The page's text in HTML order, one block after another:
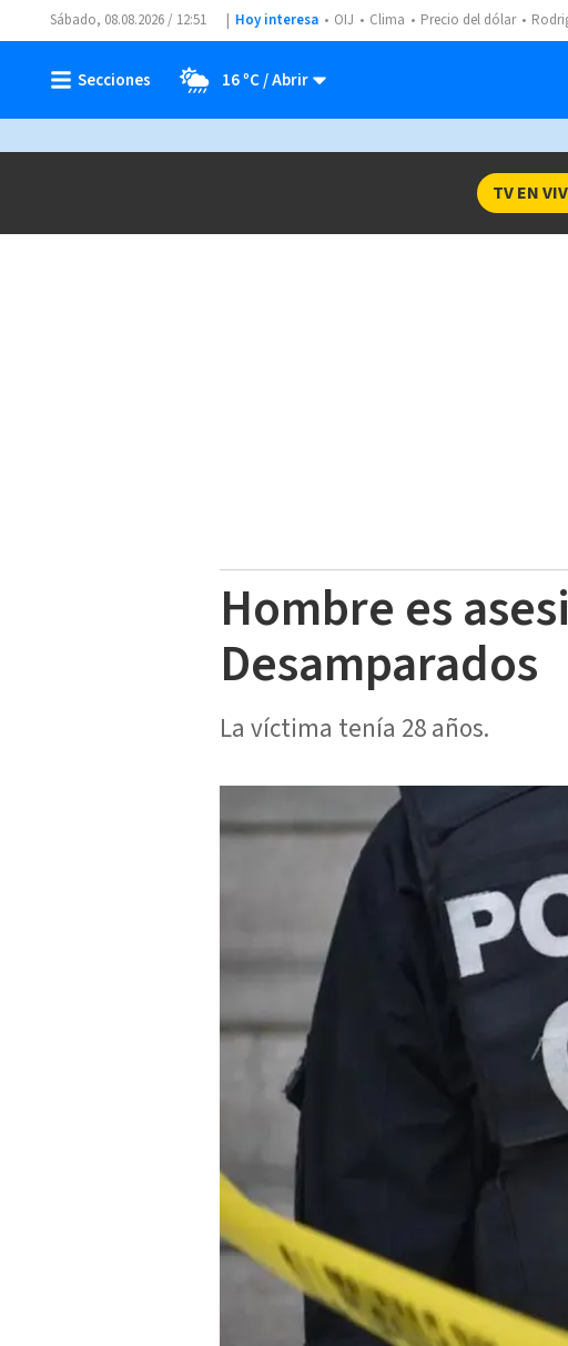
Sábado, 08.08.2026 / 12:51 Hoy interesa OIJ Clima Precio del dólar
16 ºC
TV EN
Hombre es
Desamparados
La víctima tenía 28 años.